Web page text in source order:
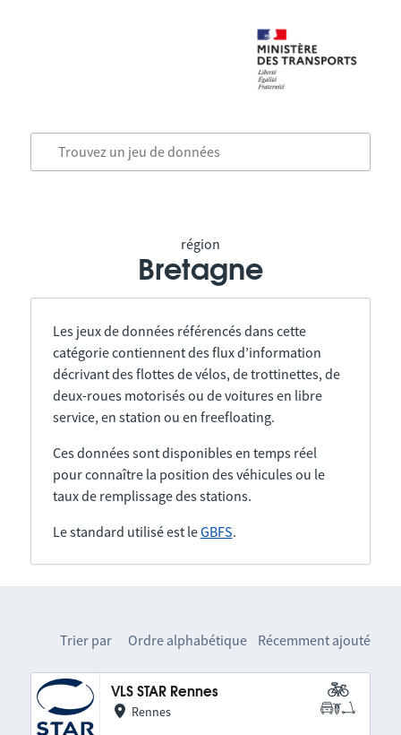
région
Bretagne
Les jeux de données référencés dans cette
catégorie contiennent des flux d’information
décrivant des flottes de vélos, de trottinettes, de
deux-roues motorisés ou de voitures en libre
service, en station ou en freefloating.
Ces données sont disponibles en temps réel
pour connaître la position des véhicules ou le
taux de remplissage des stations.
Le standard utilisé est leGBFS.
Trier par Ordre alphabétique Récemment ajouté
VLS STAR Rennes
Rennes